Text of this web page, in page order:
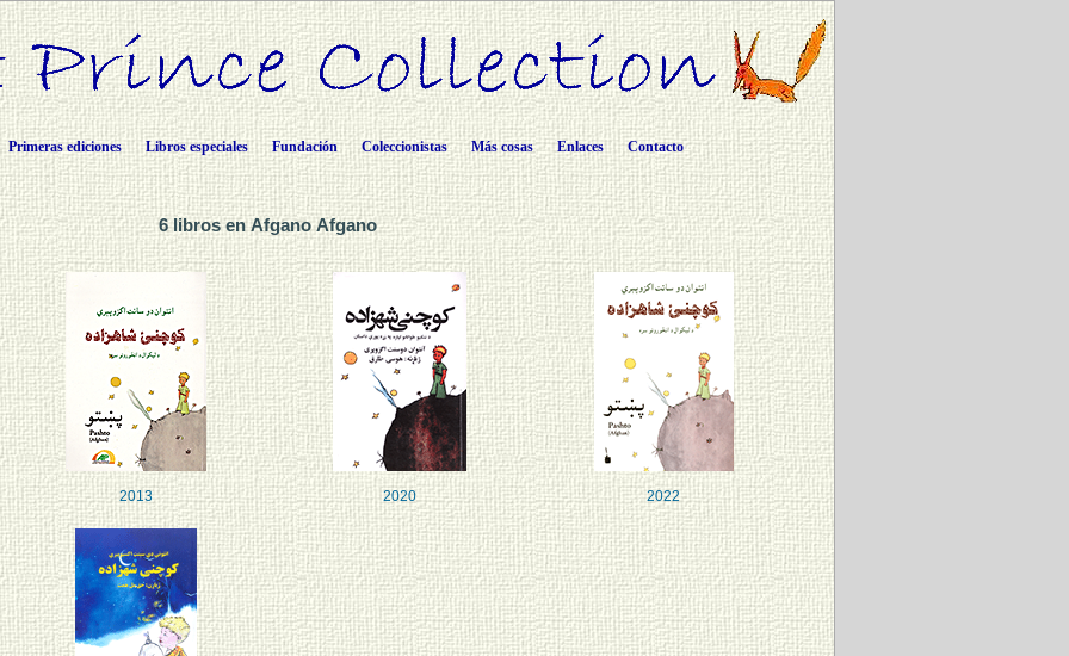
Primeras ediciones Libros especiales Fundación Coleccionistas Más cosas Enlaces Contacto
6 libros en Afgano Afgano
2013 2020 2022